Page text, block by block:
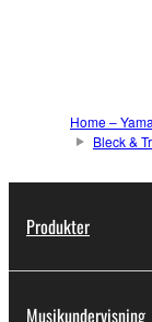
Home –
Bleck &
Produkter
Musikundervisning